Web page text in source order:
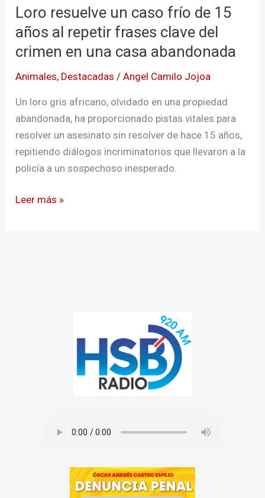
Loro resuelve un caso frío de 15
años al repetir frases clave del
crimen en una casa abandonada
Animales, Destacadas /Angel Camilo Jojoa
Un loro gris africano, olvidado en una propiedad
abandonada, ha proporcionado pistas vitales para
resolver un asesinato sin resolver de hace 15 años,
repitiendo diálogos incriminatorios que llevaron a la
policía a un sospechoso inesperado.
un
caso
frío
de
15
clave
del
crimen
Leer más »